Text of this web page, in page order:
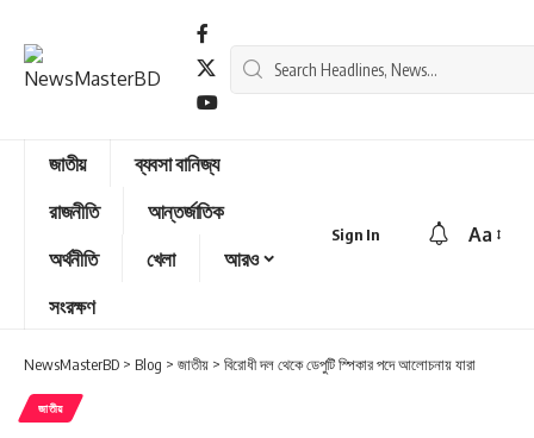
জাতীয়
ব্যবসা বানিজ্য
রাজনীতি
আন্তর্জাতিক
অর্থনীতি
খেলা
আরও
সংরক্ষণ
Sign In Aa
NewsMasterBD > Blog > জাতীয় > বিরোধী দল থেকে ডেপুটি স্পিকার পদে আলোচনায় যারা
জাতীয়